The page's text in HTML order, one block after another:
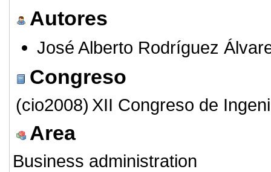
Autores
José Alberto Rodríguez
Congreso
(cio2008) XII Congreso de
Area
Business administration